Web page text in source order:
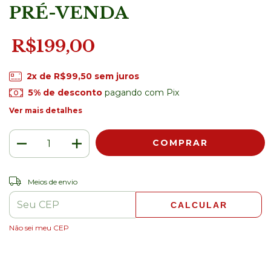
PRÉ-VENDA
R$199,00
2x de R$99,50sem juros
5% de desconto pagando com Pix
Ver mais detalhes
Entregas para o CEP:
Meios de envio
CALCULAR
Não sei meu CEP